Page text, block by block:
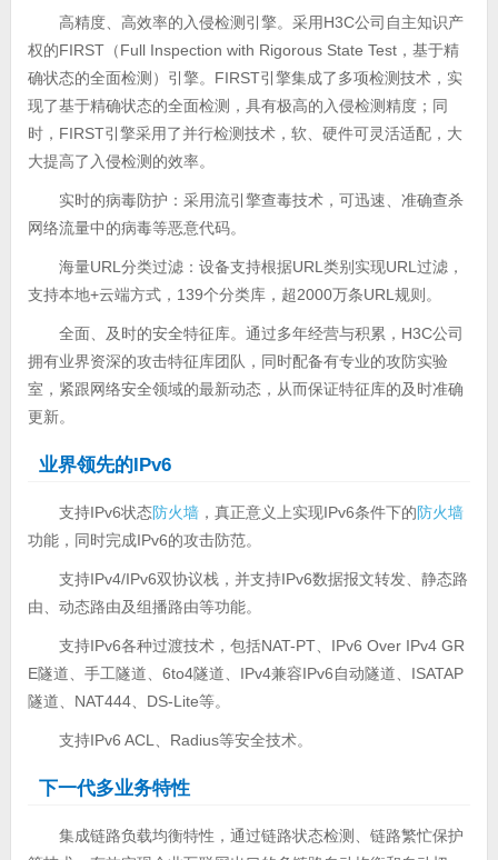
高精度、高效率的入侵检测引擎。采用H3C公司自主知识产
权的FIRST（Full Inspection with Rigorous State Test，基于精
确状态的全面检测）引擎。FIRST引擎集成了多项检测技术，实
现了基于精确状态的全面检测，具有极高的入侵检测精度；同
时，FIRST引擎采用了并行检测技术，软、硬件可灵活适配，大
大提高了入侵检测的效率。
实时的病毒防护：采用流引擎查毒技术，可迅速、准确查杀
网络流量中的病毒等恶意代码。
海量URL分类过滤：设备支持根据URL类别实现URL过滤，
支持本地+云端方式，139个分类库，超2000万条URL规则。
全面、及时的安全特征库。通过多年经营与积累，H3C公司
拥有业界资深的攻击特征库团队，同时配备有专业的攻防实验
室，紧跟网络安全领域的最新动态，从而保证特征库的及时准确
更新。
业界领先的IPv6
支持IPv6状态防火墙，真正意义上实现IPv6条件下的防火墙
功能，同时完成IPv6的攻击防范。
支持IPv4/IPv6双协议栈，并支持IPv6数据报文转发、静态路
由、动态路由及组播路由等功能。
支持IPv6各种过渡技术，包括NAT-PT、IPv6 Over IPv4 GR
E隧道、手工隧道、6to4隧道、IPv4兼容IPv6自动隧道、ISATAP
隧道、NAT444、DS-Lite等。
支持IPv6 ACL、Radius等安全技术。
下一代多业务特性
集成链路负载均衡特性，通过链路状态检测、链路繁忙保护